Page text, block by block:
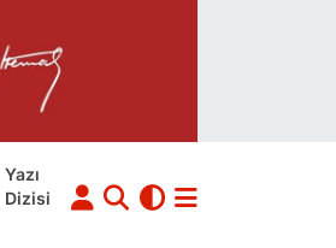
Yazı
Dizisi